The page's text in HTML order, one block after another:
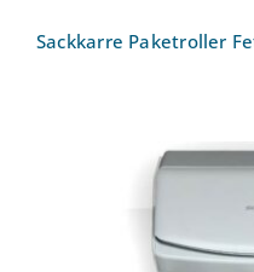
Sackkarre Paketroller